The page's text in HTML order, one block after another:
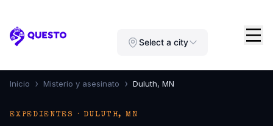
Questo Select a city
Inicio › Misterio y asesinato › Duluth, MN
EXPEDIENTES · DULUTH, MN